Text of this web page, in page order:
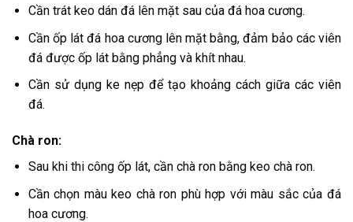
Cần trát keo dán đá lên mặt sau của đá hoa cương.
Cần ốp lát đá hoa cương lên mặt bằng, đảm bảo các viên
đá được ốp lát bằng phẳng và khít nhau.
Cần sử dụng ke nẹp để tạo khoảng cách giữa các viên
đá.
Chà ron:
Sau khi thi công ốp lát, cần chà ron bằng keo chà ron.
Cần chọn màu keo chà ron phù hợp với màu sắc của đá
hoa cương.